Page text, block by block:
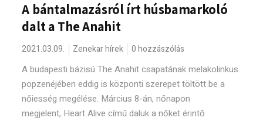
A bántalmazásról írt húsbamarkoló
dalt a The Anahit
2021.03.09. Zenekar hírek 0 hozzászólás
A budapesti bázisú The Anahit csapatának melakolinkus
popzenéjében eddig is központi szerepet töltött be a
nőiesség megélése. Március 8-án, nőnapon
megjelent, Heart Alive című daluk a nőket érintő